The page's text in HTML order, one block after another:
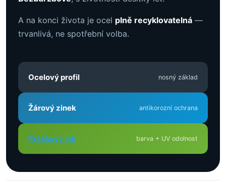
A na konci života je ocel plně recyklovatelná —
trvanlivá, ne spotřební volba.
Ocelový profil nosný základ
Žárový zinek antikorozní ochrana
Práškový lak barva + UV odolnost